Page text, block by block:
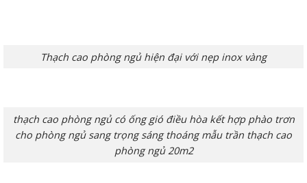
Thạch cao phòng ngủ hiện đại với nẹp inox vàng
thạch cao phòng ngủ có ống gió điều hòa kết hợp phào trơn
cho phòng ngủ sang trọng sáng thoáng mẫu trần thạch cao
phòng ngủ 20m2